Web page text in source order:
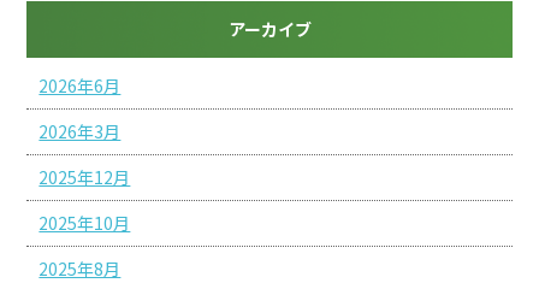
アーカイブ
2026年6月
2026年3月
2025年12月
2025年10月
2025年8月